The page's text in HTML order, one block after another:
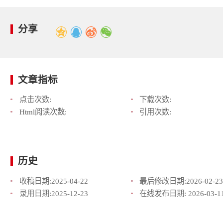
分享
文章指标
点击次数:
下载次数:
Html阅读次数:
引用次数:
历史
收稿日期:2025-04-22 最后修改日期:2026-02-23
录用日期:2025-12-23 在线发布日期: 2026-03-